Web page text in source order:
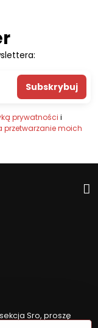
Subskrybuj
prywatności i
przetwarzanie moich
Sro, proszę